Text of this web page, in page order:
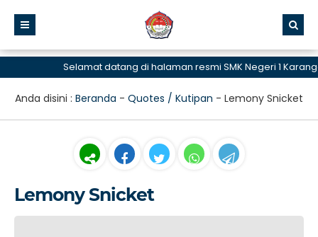
Selamat datang di halaman resmi SMK Negeri 1
Anda disini : Beranda - Quotes / Kutipan - Lemony Snicket
Lemony Snicket